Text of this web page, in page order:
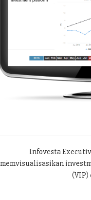
Infovesta
memvisualisasikan
(VIP)